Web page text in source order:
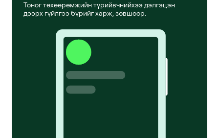
Тоног төхөөрөмжийн түрийвчнийхээ дэлгэцэн
дээрх гүйлгээ бүрийг харж, зөвшөөр.